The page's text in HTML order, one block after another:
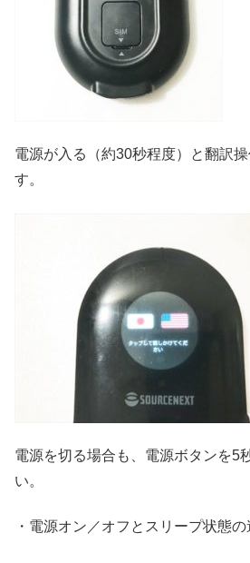
電源が入る（約30秒程度）と翻訳
す。
電源を切る場合も、電源ボタンを5
い。
・電源オン／オフとスリープ状態の